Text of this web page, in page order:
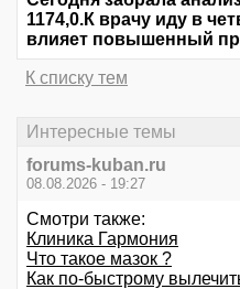
1174,0.К врачу иду в
влияет повышенный
К списку тем
Интересные темы
forums-kuban.ru
08.08.2026 - 19:27
Смотри также:
Клиника Гармония
Что такое мазок ?
Как по-быстрому